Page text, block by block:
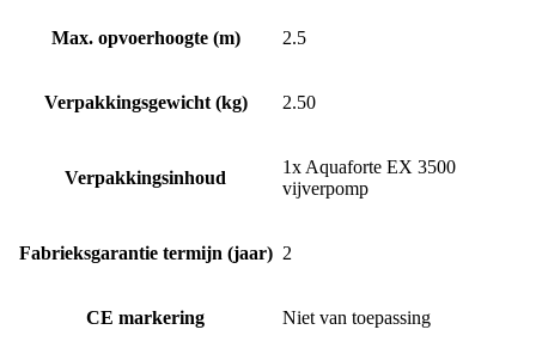
Max. opvoerhoogte (m) 2.5
Verpakkingsgewicht (kg) 2.50
Verpakkingsinhoud
1x Aquaforte EX 3500
vijverpomp
Fabrieksgarantie termijn (jaar) 2
CE markering Niet van toepassing